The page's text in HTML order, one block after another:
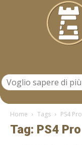
Home Tags PS4 Pro
Tag: PS4 Pro